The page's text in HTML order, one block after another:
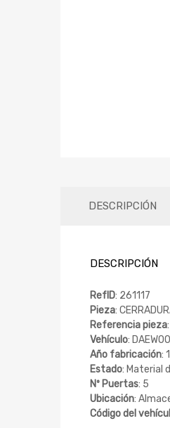
DESCRIPCIÓN
DESCRIPCIÓN
RefID: 261117
Pieza:
Referencia pieza
Vehículo:
Año fabricación:
Estado: Material
Nº Puertas: 5
Ubicación:
Código del